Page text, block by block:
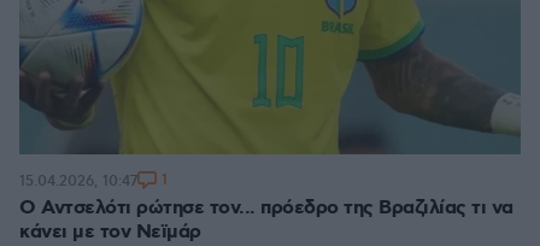
Ο Αντσελότι ρώτησε τον... πρόεδρο της Βραζιλίας τι να
κάνει με τον Νεϊμάρ
15.04.2026, 10:47 1